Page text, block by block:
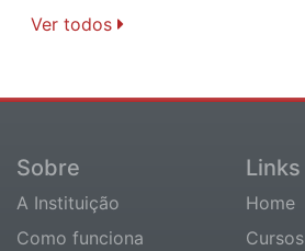
Ver todos
Sobre
A Instituição
Como funciona
Links
Home
Cursos